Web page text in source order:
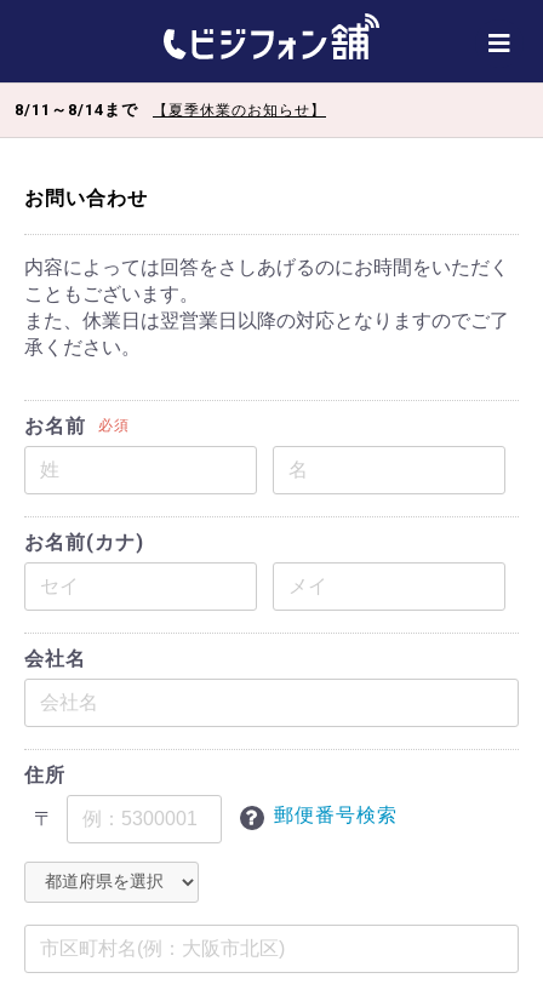
8/11～8/14まで 【夏季休業のお知らせ】
お問い合わせ
内容によっては回答をさしあげるのにお時間をいただく
こともございます。
また、休業日は翌営業日以降の対応となりますのでご了
承ください。
お名前 必須
お名前(カナ)
会社名
住所
〒
郵便番号検索